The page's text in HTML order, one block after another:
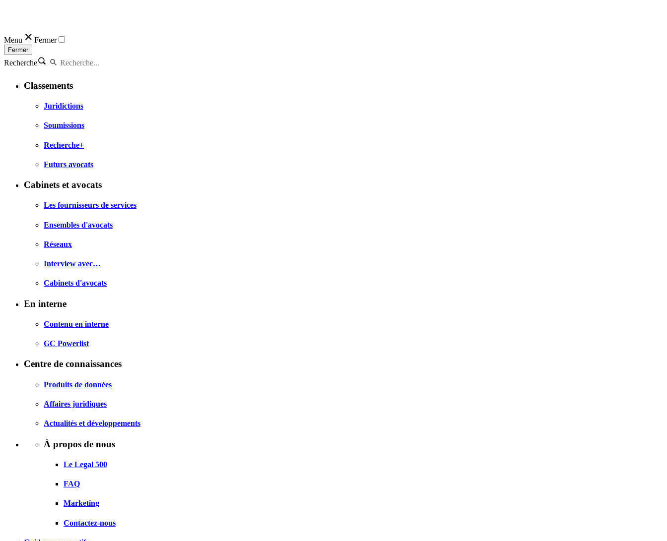
Menu Fermer
Fermer
Recherche
Classements
Juridictions
Soumissions
Recherche+
Futurs avocats
Cabinets et avocats
Les fournisseurs de services
Ensembles d'avocats
Réseaux
Interview avec…
Cabinets d'avocats
En interne
Contenu en interne
GC Powerlist
Centre de connaissances
Produits de données
Affaires juridiques
Actualités et développements
À propos de nous
Le Legal 500
FAQ
Marketing
Contactez-nous